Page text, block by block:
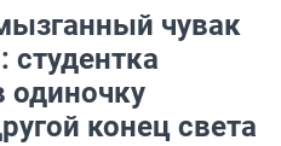
чувак
студентка
одиночку
конец света